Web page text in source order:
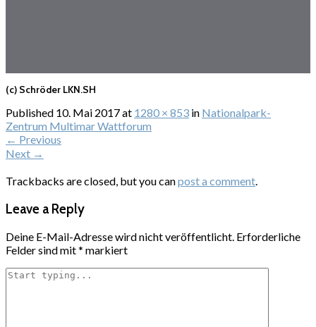
(c) Schröder LKN.SH
Published 10. Mai 2017at 1280 × 853 in Nationalpark-
Zentrum Multimar Wattforum
← Previous
Next →
Trackbacks are closed, but you canpost a comment.
Leave a Reply
Deine E-Mail-Adresse wird nicht veröffentlicht. Erforderliche
Felder sind mit* markiert